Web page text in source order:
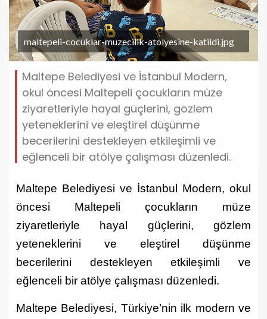
maltepeli-cocuklar-muzecilik-atolyesine-katildi.jpg
Maltepe Belediyesi ve İstanbul Modern,
okul öncesi Maltepeli çocukların müze
ziyaretleriyle hayal güçlerini, gözlem
yeteneklerini ve eleştirel düşünme
becerilerini destekleyen etkileşimli ve
eğlenceli bir atölye çalışması düzenledi.
Maltepe Belediyesi ve İstanbul Modern, okul
öncesi Maltepeli çocukların müze
ziyaretleriyle hayal güçlerini, gözlem
yeteneklerini ve eleştirel düşünme
becerilerini destekleyen etkileşimli ve
eğlenceli bir atölye çalışması düzenledi.
Maltepe Belediyesi, Türkiye’nin ilk modern ve